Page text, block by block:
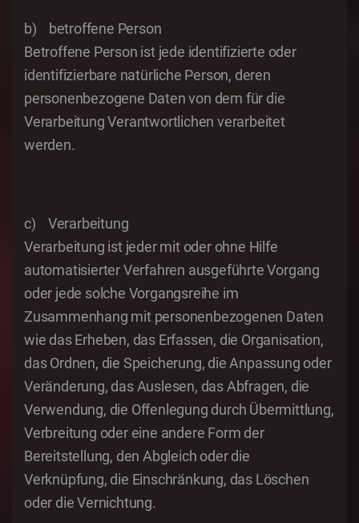
b) betroffene Person
Betroffene Person ist jede identifizierte oder
identifizierbare natürliche Person, deren
personenbezogene Daten von dem für die
Verarbeitung Verantwortlichen verarbeitet
werden.
c) Verarbeitung
Verarbeitung ist jeder mit oder ohne Hilfe
automatisierter Verfahren ausgeführte Vorgang
oder jede solche Vorgangsreihe im
Zusammenhang mit personenbezogenen Daten
wie das Erheben, das Erfassen, die Organisation,
das Ordnen, die Speicherung, die Anpassung oder
Veränderung, das Auslesen, das Abfragen, die
Verwendung, die Offenlegung durch Übermittlung,
Verbreitung oder eine andere Form der
Bereitstellung, den Abgleich oder die
Verknüpfung, die Einschränkung, das Löschen
oder die Vernichtung.